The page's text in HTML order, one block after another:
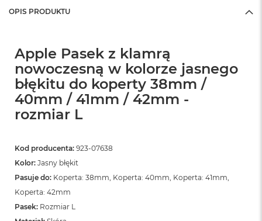
OPIS PRODUKTU
Apple Pasek z klamrą
nowoczesną w kolorze jasnego
błękitu do koperty 38mm /
40mm / 41mm / 42mm -
rozmiar L
Kod producenta: 923-07638
Kolor: Jasny błękit
Pasuje do: Koperta: 38mm, Koperta: 40mm, Koperta: 41mm,
Koperta: 42mm
Pasek: Rozmiar L